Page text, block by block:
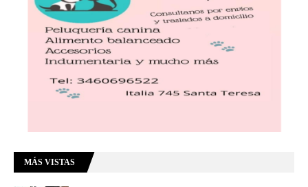
MÁS VISTAS